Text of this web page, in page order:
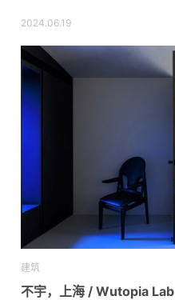
2024.06.19
建筑
不宇，上海 / Wutopia Lab